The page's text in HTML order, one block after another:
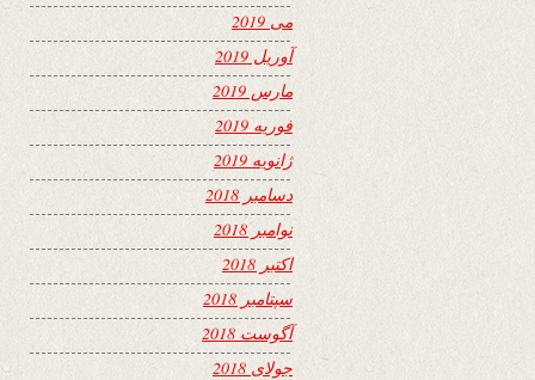
می 2019
آوریل 2019
مارس 2019
فوریه 2019
ژانویه 2019
دسامبر 2018
نوامبر 2018
اکتبر 2018
سپتامبر 2018
آگوست 2018
جولای 2018